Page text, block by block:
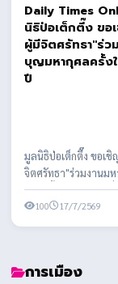
Daily Times
นิธิป่อเต็กตึ๊ง ขอ
ผู้มีจิตศรัทธา"ร่วม
บุญมหากุศลครั้ง
ปี
มูลนิธิป่อเต็กตึ๊ง ขอเ
จิตศรัทธา"ร่วมงานม
กุศลครั้งใหญ่แห่งปี เนื่
ประเพณีทิ้...
100 17/7/2569
การเมือง